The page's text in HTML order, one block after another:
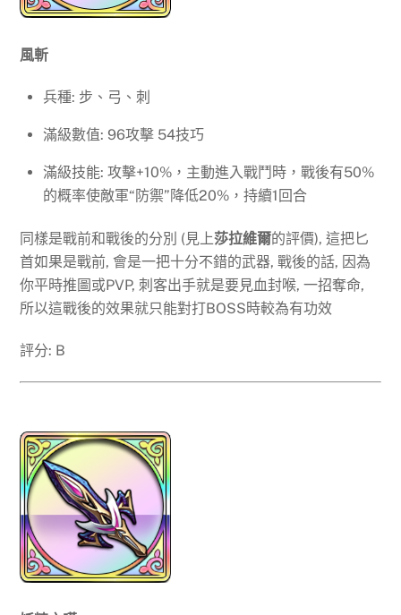
風斬
兵種: 步、弓、刺
滿級數值: 96攻擊 54技巧
滿級技能: 攻擊+10%，主動進入戰鬥時，戰後有50%
的概率使敵軍“防禦”降低20%，持續1回合
同樣是戰前和戰後的分別 (見上莎拉維爾的評價), 這把匕
首如果是戰前, 會是一把十分不錯的武器, 戰後的話, 因為
你平時推圖或PVP, 刺客出手就是要見血封喉, 一招奪命,
所以這戰後的效果就只能對打BOSS時較為有功效
評分: B